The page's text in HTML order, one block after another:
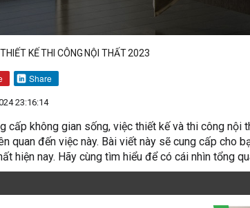
KẾ THI CÔNG NỘI THẤT 2023
Share
23:16:14
cấp không gian sống, việc thiết kế và thi công
quan đến việc này. Bài viết này sẽ cung cấp cho
hiện nay. Hãy cùng tìm hiểu để có cái nhìn tổng